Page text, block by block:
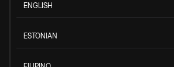
ENGLISH
ESTONIAN